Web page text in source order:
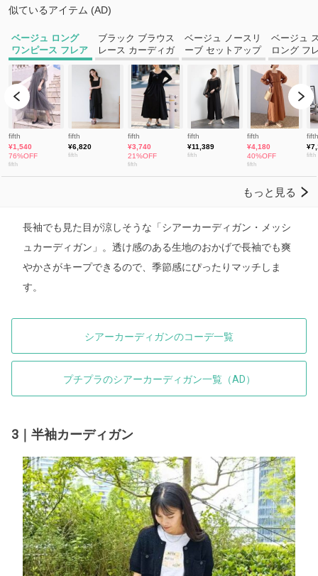
長袖でも見た目が涼しそうな「シアーカーディガン・メッシ
ュカーディガン」。透け感のある生地のおかげで長袖でも爽
やかさがキープできるので、季節感にぴったりマッチしま
す。
シアーカーディガンのコーデ一覧
プチプラのシアーカーディガン一覧（AD）
3｜半袖カーディガン